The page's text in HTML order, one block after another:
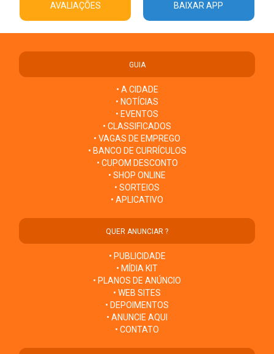
AVALIAÇÕES BAIXAR APP
GUIA
• A CIDADE
• NOTÍCIAS
• EVENTOS
• CLASSIFICADOS
• VAGAS DE EMPREGO
• BANCO DE CURRÍCULOS
• CUPOM DESCONTO
• SHOP ONLINE
• SORTEIOS
• APLICATIVO
QUER ANUNCIAR ?
• PUBLICIDADE
• MÍDIA KIT
• PLANOS DE ANÚNCIO
• WEB SITES
• DEPOIMENTOS
• ANUNCIE AQUI
• CONTATO